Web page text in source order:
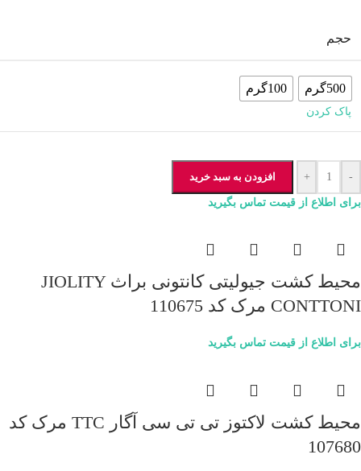
حجم
500گرم 100گرم
پاک کردن
-
+ افزودن به سبد خرید
برای اطلاع از قیمت تماس بگیرید
محیط کشت جیولیتی کانتونی براث JIOLITY
CONTTONI مرک کد 110675
برای اطلاع از قیمت تماس بگیرید
محیط کشت لاکتوز تی تی سی آگار TTC مرک کد
107680